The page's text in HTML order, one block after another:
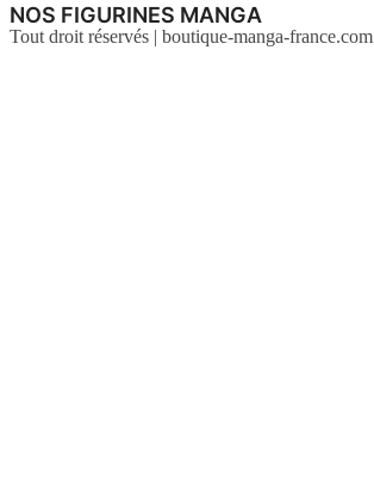
NOS FIGURINES MANGA
Tout droit réservés | boutique-manga-france.com